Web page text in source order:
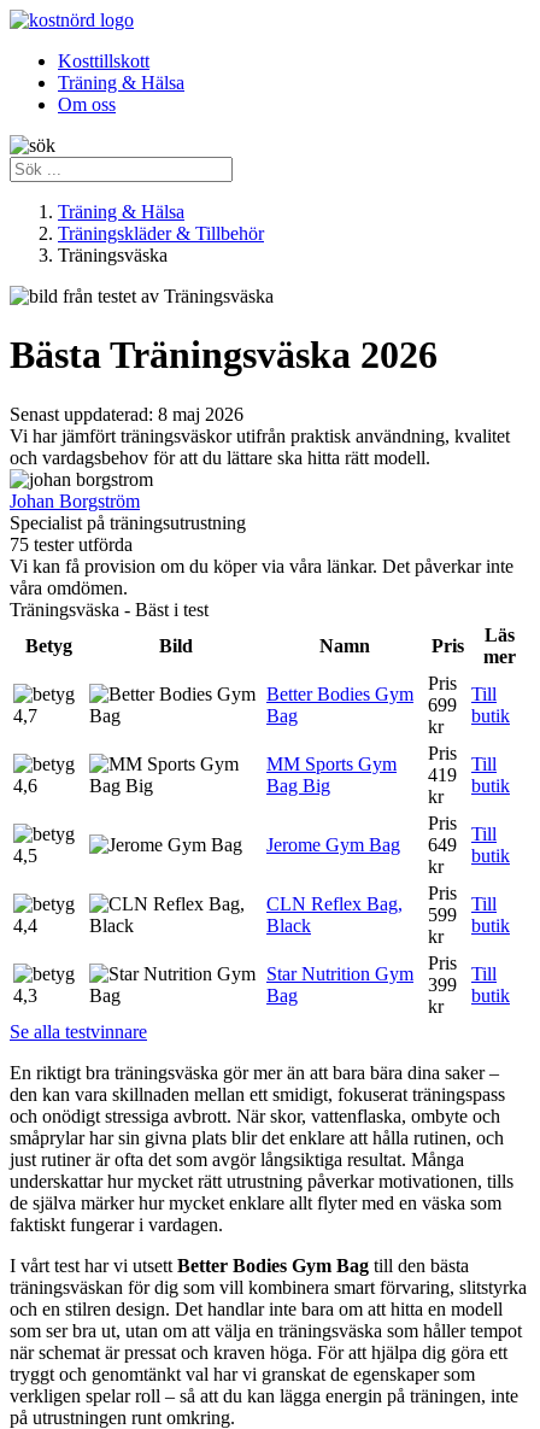
Kosttillskott
Träning & Hälsa
Om oss
Träning & Hälsa
Träningskläder & Tillbehör
Träningsväska
Bästa Träningsväska 2026
Senast uppdaterad: 8 maj 2026
Vi har jämfört träningsväskor utifrån praktisk användning, kvalitet
och vardagsbehov för att du lättare ska hitta rätt modell.
Johan Borgström
Specialist på träningsutrustning
75 tester utförda
Vi kan få provision om du köper via våra länkar. Det påverkar inte
våra omdömen.
Träningsväska - Bäst i test
Betyg
Bild Namn Pris
Läs
mer
4,7
Better Bodies Gym
Bag
Pris
699
kr
Till
butik
4,6
MM Sports Gym
Bag Big
Pris
419
kr
Till
butik
4,5
Jerome Gym Bag
Pris
649
kr
Till
butik
4,4
CLN Reflex Bag,
Black
Pris
599
kr
Till
butik
4,3
Star Nutrition Gym
Bag
Pris
399
kr
Till
butik
Se alla testvinnare
En riktigt bra träningsväska gör mer än att bara bära dina saker –
den kan vara skillnaden mellan ett smidigt, fokuserat träningspass
och onödigt stressiga avbrott. När skor, vattenflaska, ombyte och
småprylar har sin givna plats blir det enklare att hålla rutinen, och
just rutiner är ofta det som avgör långsiktiga resultat. Många
underskattar hur mycket rätt utrustning påverkar motivationen, tills
de själva märker hur mycket enklare allt flyter med en väska som
faktiskt fungerar i vardagen.
I vårt test har vi utsett Better Bodies Gym Bag till den bästa
träningsväskan för dig som vill kombinera smart förvaring, slitstyrka
och en stilren design. Det handlar inte bara om att hitta en modell
som ser bra ut, utan om att välja en träningsväska som håller tempot
när schemat är pressat och kraven höga. För att hjälpa dig göra ett
tryggt och genomtänkt val har vi granskat de egenskaper som
verkligen spelar roll – så att du kan lägga energin på träningen, inte
på utrustningen runt omkring.